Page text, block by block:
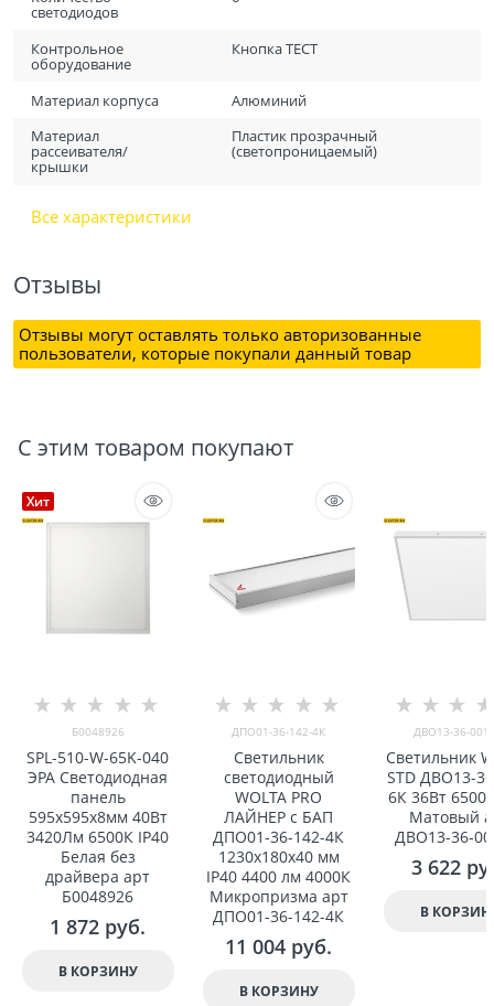
светодиодов
Контрольное
оборудование
Кнопка ТЕСТ
Материал корпуса
Алюминий
Материал
рассеивателя/
крышки
Пластик прозрачный
(светопроницаемый)
Все характеристики
Отзывы
Отзывы могут оставлять только авторизованные
пользователи, которые покупали данный товар
С этим товаром покупают
Хит
Б0048926
SPL-510-W-65K-040
ЭРА Светодиодная
панель
595x595x8мм 40Вт
3420Лм 6500К IP40
Белая без
драйвера арт
Б0048926
1 872 руб.
В КОРЗИНУ
ДПО01-36-142-4К
Светильник
светодиодный
WOLTA PRO
ЛАЙНЕР с БАП
ДПО01-36-142-4К
1230x180x40 мм
IP40 4400 лм 4000К
Микропризма арт
ДПО01-36-142-4К
11 004 руб.
В КОРЗИНУ
ДВО13-36-
Светильник
STD ДВО13-
6К 36Вт
Матовый
ДВО13-36-
3 622
В